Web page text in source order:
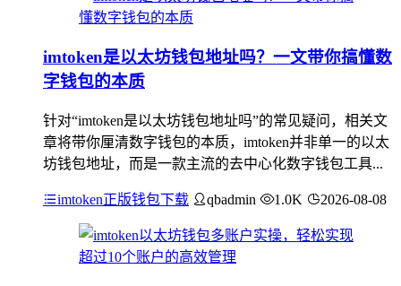
imtoken是以太坊钱包地址吗？一文带你搞懂数
字钱包的本质
针对“imtoken是以太坊钱包地址吗”的常见疑问，相关文
章将带你厘清数字钱包的本质，imtoken并非单一的以太
坊钱包地址，而是一款主流的去中心化数字钱包工具...
imtoken正版钱包下载 qbadmin 1.0K 2026-08-08